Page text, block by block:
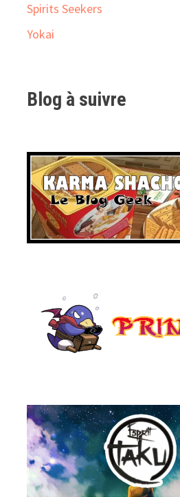
Spirits Seekers
Yokai
Blog à suivre